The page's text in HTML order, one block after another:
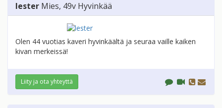
lester Mies, 49v Hyvinkää
Olen 44 vuotias kaveri hyvinkäältä ja seuraa vaille kaiken
kivan merkeissä!
Liity ja ota yhteyttä